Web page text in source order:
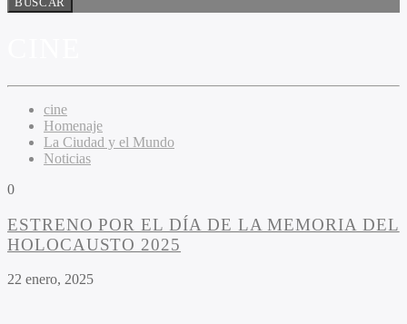
cine
Homenaje
La Ciudad y el Mundo
Noticias
0
ESTRENO POR EL DÍA DE LA MEMORIA DEL
HOLOCAUSTO 2025
22 enero, 2025